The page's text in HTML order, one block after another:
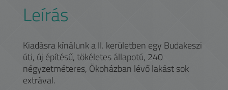
Leírás
Kiadásra kínálunk a II. kerületben egy Budakeszi
úti, új építésű, tökéletes állapotú, 240
négyzetméteres, Ökoházban lévő lakást sok
extrával.